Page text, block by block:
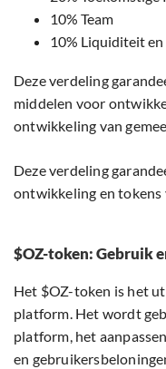
10% Team
10% Liquiditeit
Deze verdeling
middelen voor
ontwikkeling van
Deze verdeling
ontwikkeling en tokens
$OZ-token: Gebruik
Het $OZ-token is het
platform. Het wordt
platform, het
en